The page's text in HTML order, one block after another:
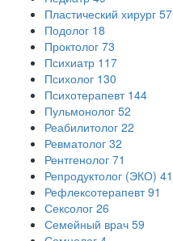
Пластический хирург 57
Подолог 18
Проктолог 73
Психиатр 117
Психолог 130
Психотерапевт 144
Пульмонолог 52
Реабилитолог 22
Ревматолог 32
Рентгенолог 71
Репродуктолог (ЭКО) 41
Рефлексотерапевт 91
Сексолог 26
Семейный врач 59